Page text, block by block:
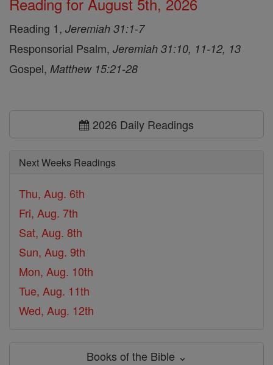
Reading 1, Jeremiah 31:1-7
Responsorial Psalm, Jeremiah 31:10, 11-12, 13
Gospel, Matthew 15:21-28
2026 Daily Readings
Next Weeks Readings
Thu, Aug. 6th
Fri, Aug. 7th
Sat, Aug. 8th
Sun, Aug. 9th
Mon, Aug. 10th
Tue, Aug. 11th
Wed, Aug. 12th
Books of the Bible ⌄